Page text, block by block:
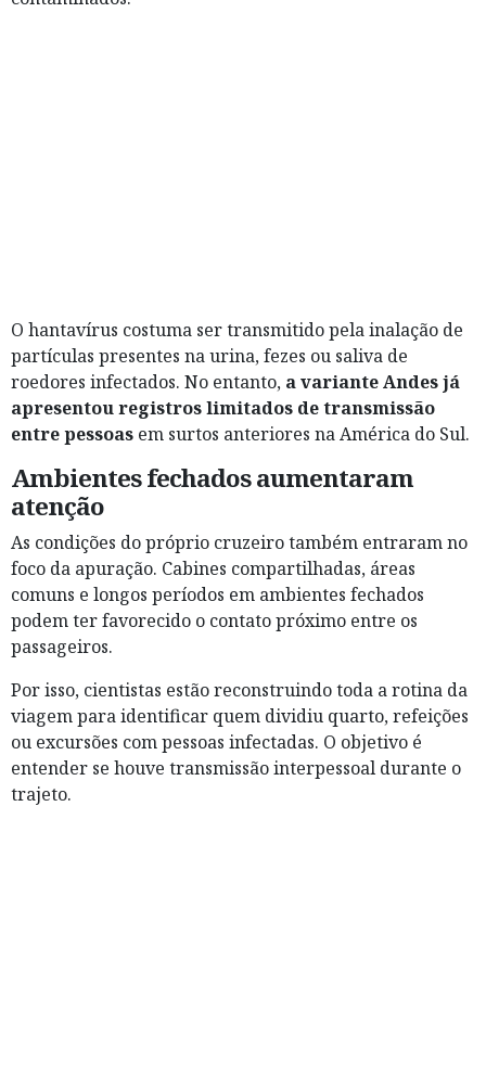
O hantavírus costuma ser transmitido pela inalação de
partículas presentes na urina, fezes ou saliva de
roedores infectados. No entanto, a variante Andes já
apresentou registros limitados de transmissão
entre pessoas em surtos anteriores na América do Sul.
Ambientes fechados aumentaram
atenção
As condições do próprio cruzeiro também entraram no
foco da apuração. Cabines compartilhadas, áreas
comuns e longos períodos em ambientes fechados
podem ter favorecido o contato próximo entre os
passageiros.
Por isso, cientistas estão reconstruindo toda a rotina da
viagem para identificar quem dividiu quarto, refeições
ou excursões com pessoas infectadas. O objetivo é
entender se houve transmissão interpessoal durante o
trajeto.